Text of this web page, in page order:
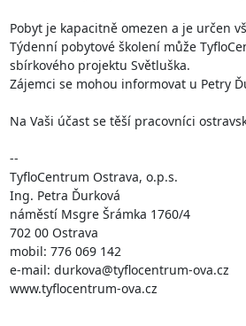
Pobyt je kapacitně omezen a je určen
Týdenní pobytové školení může
sbírkového projektu Světluška.
Zájemci se mohou informovat u Petry
Na Vaši účast se těší pracovníci
--
TyfloCentrum Ostrava, o.p.s.
Ing. Petra Ďurková
náměstí Msgre Šrámka 1760/4
702 00 Ostrava
mobil: 776 069 142
e-mail: durkova@tyflocentrum-ova.cz
www.tyflocentrum-ova.cz